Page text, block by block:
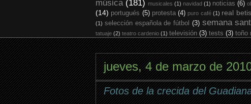
música (181) musicales (1) navidad (1) noticias (6)
(14) portugués (5) protesta (4) puro café (1) real
(1) selección española de fútbol (3) semana
tatuaje (2) teatro cardenio (1) televisión (3) tests (3) toño
jueves, 4 de marzo de
Fotos de la crecida del